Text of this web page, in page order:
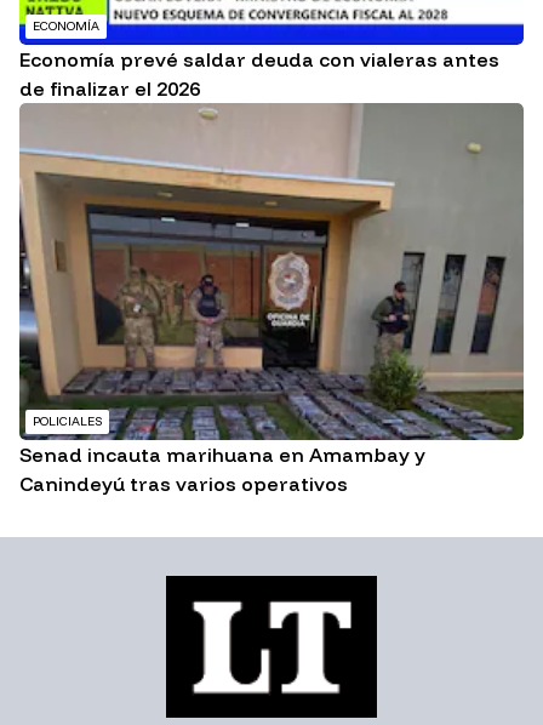
ECONOMÍA
Economía prevé saldar deuda con vialeras antes
de finalizar el 2026
POLICIALES
Senad incauta marihuana en Amambay y
Canindeyú tras varios operativos